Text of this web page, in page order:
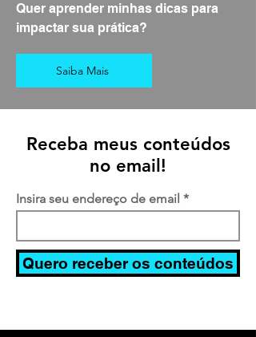
Quer aprender minhas dicas para
impactar sua prática?
Saiba Mais
Receba meus conteúdos
no email!
Insira seu endereço de email
Quero receber os conteúdos